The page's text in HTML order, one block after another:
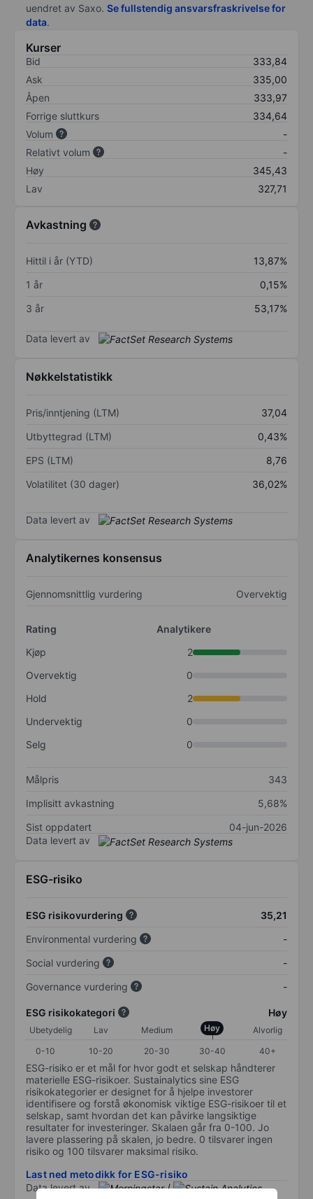
uendret av Saxo. Se fullstendig ansvarsfraskrivelse for
data.
Kurser
Bid
333,84
Ask
335,00
Åpen
333,97
Forrige sluttkurs
334,64
Volum
-
Relativt volum
-
Høy
345,43
Lav
327,71
Avkastning
Hittil i år (YTD)
13,87%
1 år
0,15%
3 år
53,17%
Data levert av
Nøkkelstatistikk
Pris/inntjening (LTM)
37,04
Utbyttegrad (LTM)
0,43%
EPS (LTM)
8,76
Volatilitet (30 dager)
36,02%
Data levert av
Analytikernes konsensus
Gjennomsnittlig vurdering Overvektig
Rating
Analytikere
Kjøp
2
Overvektig
0
Hold
2
Undervektig
0
Selg
0
Målpris
343
Implisitt avkastning
5,68%
Sist oppdatert
04-jun-2026
Data levert av
ESG-risiko
ESG risikovurdering
35,21
Environmental vurdering
-
Social vurdering
-
Governance vurdering
-
ESG risikokategori Høy
Ubetydelig Lav Medium Høy
Alvorlig
0-10
10-20 20-30 30-40 40+
ESG-risiko er et mål for hvor godt et selskap håndterer
materielle ESG-risikoer. Sustainalytics sine ESG
risikokategorier er designet for å hjelpe investorer
identifisere og forstå økonomisk viktige ESG-risikoer til et
selskap, samt hvordan det kan påvirke langsiktige
resultater for investeringer. Skalaen går fra 0-100. Jo
lavere plassering på skalen, jo bedre. 0 tilsvarer ingen
risiko og 100 tilsvarer maksimal risiko.
Last ned metodikk for ESG-risiko
Data levert av
/